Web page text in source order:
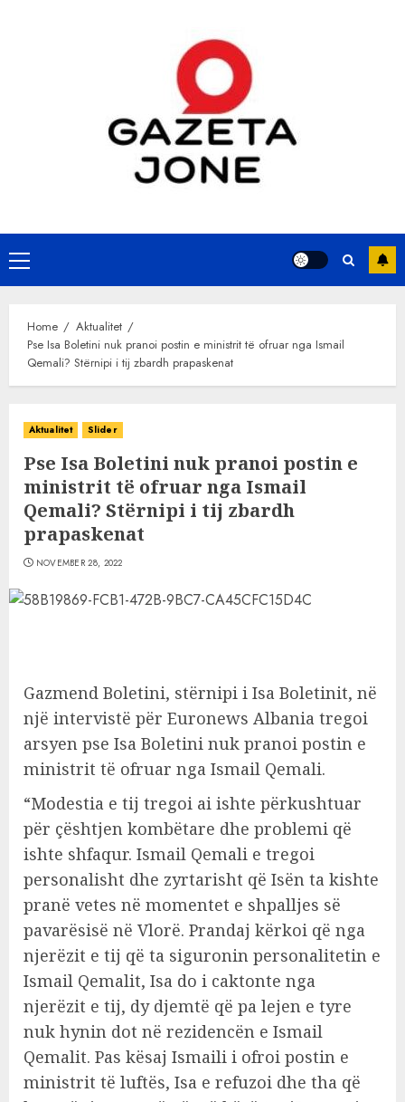
Primary
Menu
Home
Aktualitet
Pse Isa Boletini nuk pranoi postin e ministrit të ofruar nga Ismail
Qemali? Stërnipi i tij zbardh prapaskenat
Aktualitet Slider
Pse Isa Boletini nuk pranoi postin e
ministrit të ofruar nga Ismail
Qemali? Stërnipi i tij zbardh
prapaskenat
NOVEMBER 28, 2022
Gazmend Boletini, stërnipi i Isa Boletinit, në
një intervistë për Euronews Albania tregoi
arsyen pse Isa Boletini nuk pranoi postin e
ministrit të ofruar nga Ismail Qemali.
“Modestia e tij tregoi ai ishte përkushtuar
për çështjen kombëtare dhe problemi që
ishte shfaqur. Ismail Qemali e tregoi
personalisht dhe zyrtarisht që Isën ta kishte
pranë vetes në momentet e shpalljes së
pavarësisë në Vlorë. Prandaj kërkoi që nga
njerëzit e tij që ta siguronin personalitetin e
Ismail Qemalit, Isa do i caktonte nga
njerëzit e tij, dy djemtë që pa lejen e tyre
nuk hynin dot në rezidencën e Ismail
Qemalit. Pas kësaj Ismaili i ofroi postin e
ministrit të luftës, Isa e refuzoi dhe tha që